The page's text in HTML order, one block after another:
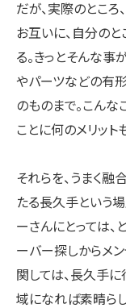
だが、実際のところ
お互いに、自分の
る。きっとそんな事
やパーツなどの有
のものまで。こん
ことに何のメリット
それらを、うまく
たる長久手という
ーさんにとっては、
ーバー探しからメ
関しては、長久手
域になれば素晴らし